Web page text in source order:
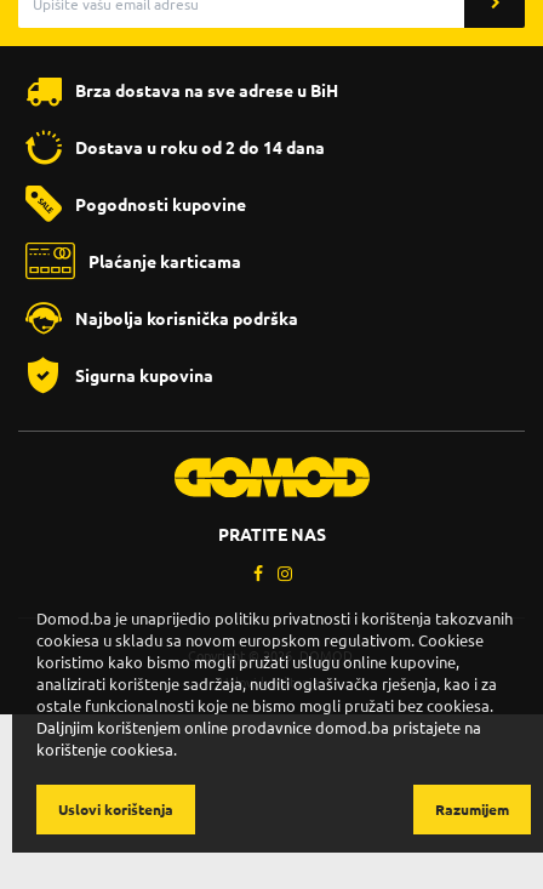
Brza dostava na sve adrese u BiH
Dostava u roku od 2 do 14 dana
Pogodnosti kupovine
Plaćanje karticama
Najbolja korisnička podrška
Sigurna kupovina
PRATITE NAS
Copyright © 2026. DOMOD.
Uslovi korištenja.
Domod.ba je unaprijedio politiku privatnosti i korištenja takozvanih
cookiesa u skladu sa novom europskom regulativom. Cookiese
koristimo kako bismo mogli pružati uslugu online kupovine,
analizirati korištenje sadržaja, nuditi oglašivačka rješenja, kao i za
ostale funkcionalnosti koje ne bismo mogli pružati bez cookiesa.
Daljnjim korištenjem online prodavnice domod.ba pristajete na
korištenje cookiesa.
Razumijem
Uslovi korištenja